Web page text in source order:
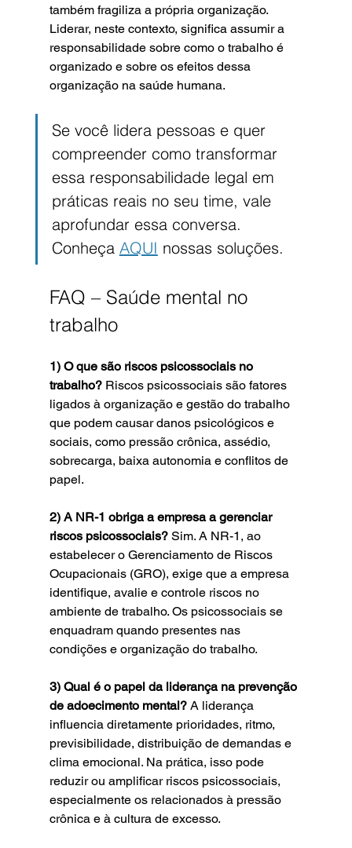
também fragiliza a própria organização.
Liderar, neste contexto, significa assumir a
responsabilidade sobre como o trabalho é
organizado e sobre os efeitos dessa
organização na saúde humana.
Se você lidera pessoas e quer
compreender como transformar
essa responsabilidade legal em
práticas reais no seu time, vale
aprofundar essa conversa.
Conheça AQUI nossas soluções.
FAQ – Saúde mental no
trabalho
1) O que são riscos psicossociais no
trabalho? Riscos psicossociais são fatores
ligados à organização e gestão do trabalho
que podem causar danos psicológicos e
sociais, como pressão crônica, assédio,
sobrecarga, baixa autonomia e conflitos de
papel.
2) A NR-1 obriga a empresa a gerenciar
riscos psicossociais? Sim. A NR-1, ao
estabelecer o Gerenciamento de Riscos
Ocupacionais (GRO), exige que a empresa
identifique, avalie e controle riscos no
ambiente de trabalho. Os psicossociais se
enquadram quando presentes nas
condições e organização do trabalho.
3) Qual é o papel da liderança na prevenção
de adoecimento mental? A liderança
influencia diretamente prioridades, ritmo,
previsibilidade, distribuição de demandas e
clima emocional. Na prática, isso pode
reduzir ou amplificar riscos psicossociais,
especialmente os relacionados à pressão
crônica e à cultura de excesso.